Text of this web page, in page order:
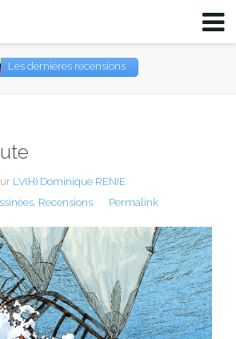
Les dernières recensions
LV(H) Dominique RENIE
Recensions Permalink